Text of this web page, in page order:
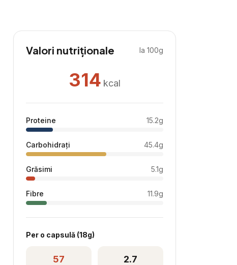
Valori nutriționale la 100g
314 kcal
Proteine 15.2g
Carbohidrați 45.4g
Grăsimi 5.1g
Fibre 11.9g
Per o capsulă (18g)
57 2.7